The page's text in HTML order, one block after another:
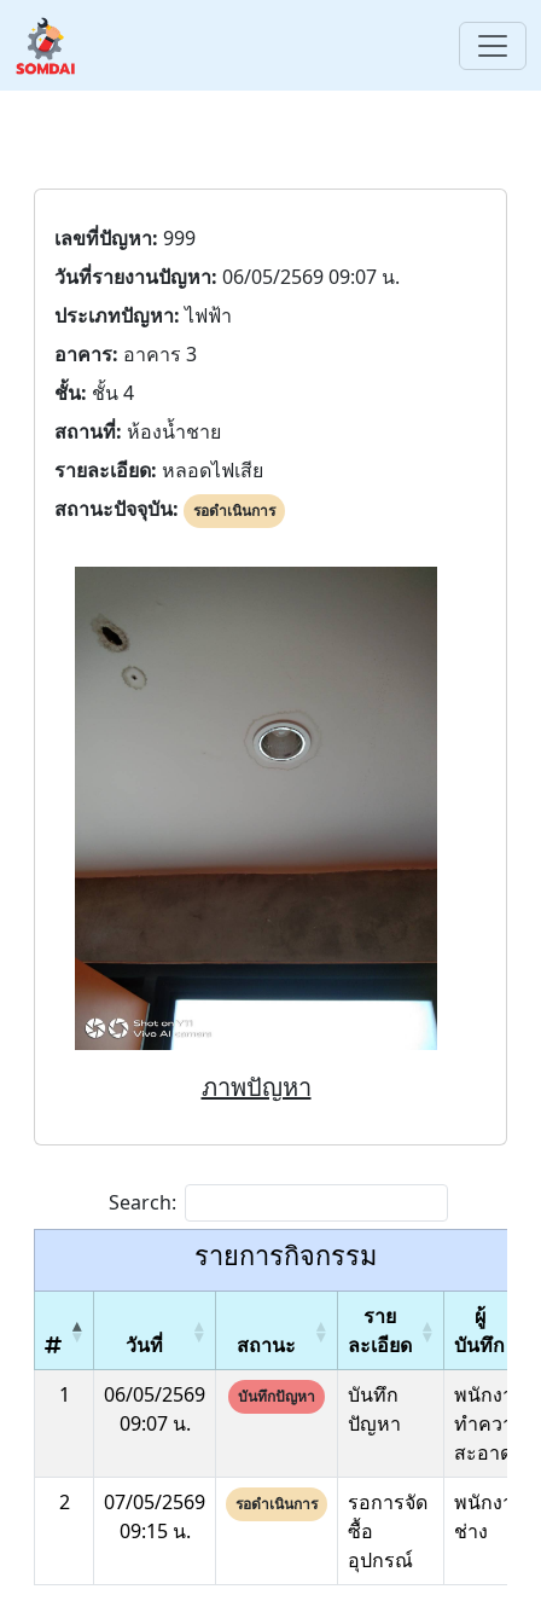
เลขที่ปัญหา: 999
วันที่รายงานปัญหา: 06/05/2569 09:07 น.
ประเภทปัญหา:ไฟฟ้า
อาคาร: อาคาร 3
ชั้น: ชั้น 4
สถานที่: ห้องน้ำชาย
รายละเอียด: หลอดไฟเสีย
สถานะปัจจุบัน:
รอดำเนินการ
ภาพปัญหา
Search:
รายการกิจกรรม
วันที่ สถานะ
ราย
ละเอียด
ผู้
บันทึก
1
06/05/2569
09:07 น.
บันทึกปัญหา
บันทึก
ปัญหา
พนักงาน
ทำความ
สะอาด
2
07/05/2569
09:15 น.
รอดำเนินการ
รอการจัด
ซื้อ
อุปกรณ์
พนักงาน
ช่าง